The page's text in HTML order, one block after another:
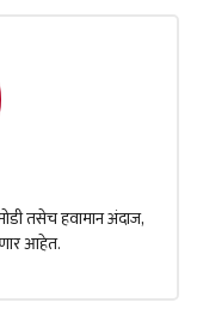
तसेच हवामान अंदाज,
आहेत.